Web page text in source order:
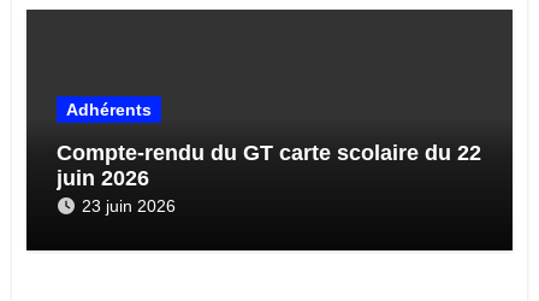
Adhérents
Compte-rendu du GT carte scolaire du 22
juin 2026
23 juin 2026